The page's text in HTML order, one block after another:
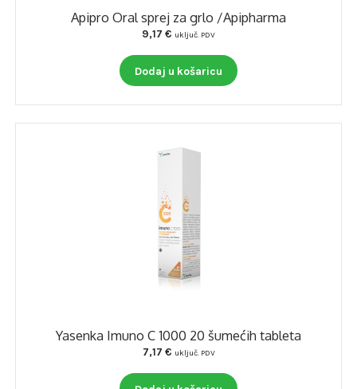
Apipro Oral sprej za grlo /Apipharma
9,17 € uključ. PDV
Dodaj u košaricu
Yasenka Imuno C 1000 20 šumećih tableta
7,17 € uključ. PDV